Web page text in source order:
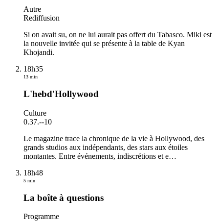
Autre
Rediffusion
Si on avait su, on ne lui aurait pas offert du Tabasco. Miki est
la nouvelle invitée qui se présente à la table de Kyan
Khojandi.
18h35
13 min
L'hebd'Hollywood
Culture
0.37.--10
Le magazine trace la chronique de la vie à Hollywood, des
grands studios aux indépendants, des stars aux étoiles
montantes. Entre événements, indiscrétions et e…
18h48
5 min
La boîte à questions
Programme